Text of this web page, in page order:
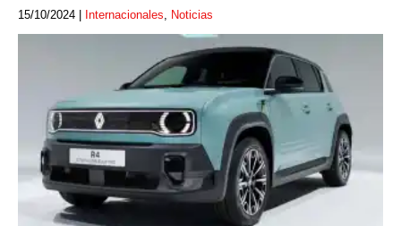
15/10/2024 Internacionales, Noticias